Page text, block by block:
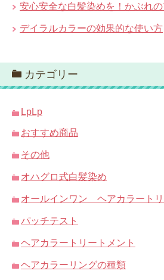
安心安全な白髪染めを！かぶれの
デイラルカラーの効果的な使い方
カテゴリー
LpLp
おすすめ商品
その他
オハグロ式白髪染め
オールインワン ヘアカラートリ
パッチテスト
ヘアカラートリートメント
ヘアカラーリングの種類